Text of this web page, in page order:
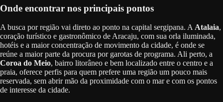
Onde encontrar nos principais pontos
A busca por região vai direto ao ponto na capital sergipana. AAtalaia,
coração turístico e gastronômico de Aracaju, com sua orla iluminada,
hotéis e a maior concentração de movimento da cidade, é onde se
reúne a maior parte da procura por garotas de programa. Ali perto, a
Coroa do Meio, bairro litorâneo e bem localizado entre o centro e a
praia, oferece perfis para quem prefere uma região um pouco mais
reservada, sem abrir mão da proximidade com o mar e com os pontos
de interesse da cidade.